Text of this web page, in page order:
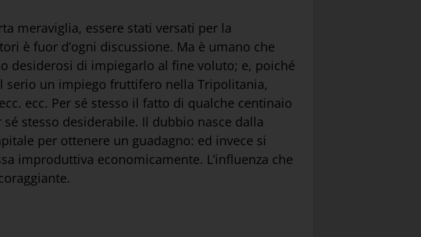
meraviglia, essere stati versati per la
è fuor d’ogni discussione. Ma è umano che
desiderosi di impiegarlo al fine voluto; e, poiché
un impiego fruttifero nella Tripolitania,
ecc. Per sé stesso il fatto di qualche centinaio
stesso desiderabile. Il dubbio nasce dalla
per ottenere un guadagno: ed invece si
improduttiva economicamente. L’influenza che